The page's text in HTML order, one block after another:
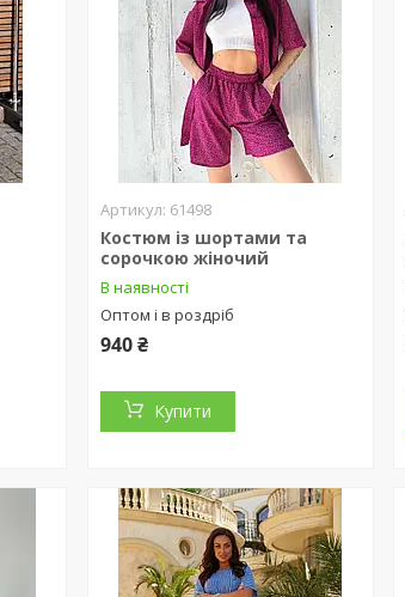
61498
Костюм із шортами та
сорочкою жіночий
В наявності
Оптом і в роздріб
940 ₴
Купити